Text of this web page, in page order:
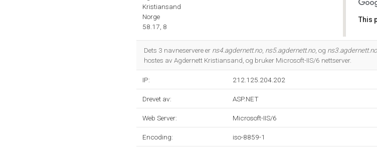
Kristiansand
Norge
58.17, 8
This
Dets 3 navneservere er ns4.agdernett.no ns5.agdernett.no , og ns3.agdernett.no
hostes av Agdernett Kristiansand, og bruker Microsoft-IIS/6 nettserver.
IP: 212.125.204.202
Drevet av: ASP.NET
Web Server: Microsoft-IIS/6
Encoding: iso-8859-1